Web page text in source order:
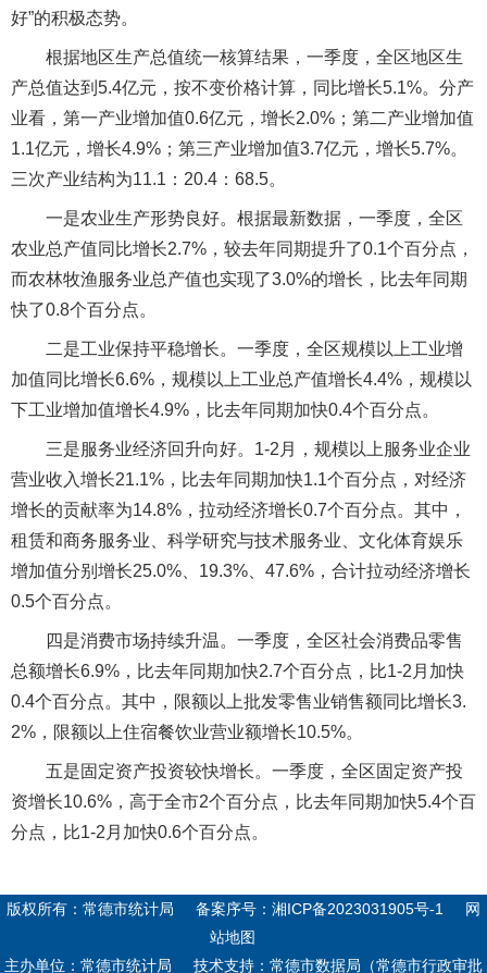
好”的积极态势。
根据地区生产总值统一核算结果，一季度，全区地区生
产总值达到5.4亿元，按不变价格计算，同比增长5.1%。分产
业看，第一产业增加值0.6亿元，增长2.0%；第二产业增加值
1.1亿元，增长4.9%；第三产业增加值3.7亿元，增长5.7%。
三次产业结构为11.1：20.4：68.5。
一是农业生产形势良好。根据最新数据，一季度，全区
农业总产值同比增长2.7%，较去年同期提升了0.1个百分点，
而农林牧渔服务业总产值也实现了3.0%的增长，比去年同期
快了0.8个百分点。
二是工业保持平稳增长。一季度，全区规模以上工业增
加值同比增长6.6%，规模以上工业总产值增长4.4%，规模以
下工业增加值增长4.9%，比去年同期加快0.4个百分点。
三是服务业经济回升向好。1-2月，规模以上服务业企业
营业收入增长21.1%，比去年同期加快1.1个百分点，对经济
增长的贡献率为14.8%，拉动经济增长0.7个百分点。其中，
租赁和商务服务业、科学研究与技术服务业、文化体育娱乐
增加值分别增长25.0%、19.3%、47.6%，合计拉动经济增长
0.5个百分点。
四是消费市场持续升温。一季度，全区社会消费品零售
总额增长6.9%，比去年同期加快2.7个百分点，比1-2月加快
0.4个百分点。其中，限额以上批发零售业销售额同比增长3.
2%，限额以上住宿餐饮业营业额增长10.5%。
五是固定资产投资较快增长。一季度，全区固定资产投
资增长10.6%，高于全市2个百分点，比去年同期加快5.4个百
分点，比1-2月加快0.6个百分点。
版权所有：常德市统计局 备案序号： 湘ICP备2023031905号-1
网
站地图
主办单位：常德市统计局
技术支持：常德市数据局（常德市行政审批